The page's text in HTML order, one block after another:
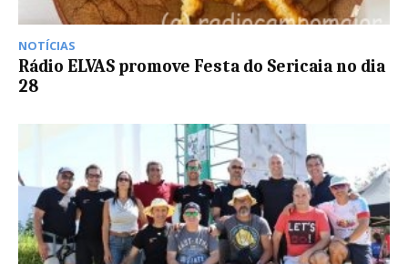
NOTÍCIAS
Rádio ELVAS promove Festa do Sericaia no dia
28